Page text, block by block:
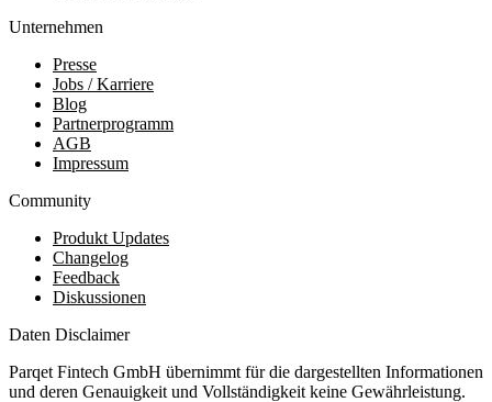
Unternehmen
Presse
Jobs / Karriere
Blog
Partnerprogramm
AGB
Impressum
Community
Produkt Updates
Changelog
Feedback
Diskussionen
Daten Disclaimer
Parqet Fintech GmbH übernimmt für die dargestellten Informationen
und deren Genauigkeit und Vollständigkeit keine Gewährleistung.